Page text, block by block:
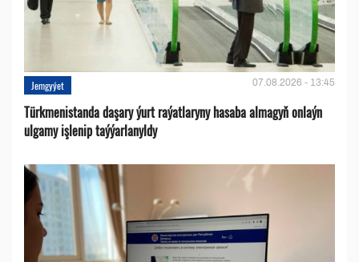
Jemgyýet 07.08.2026 - 13:45
Türkmenistanda daşary ýurt raýatlaryny hasaba almagyň onlaýn
ulgamy işlenip taýýarlanyldy